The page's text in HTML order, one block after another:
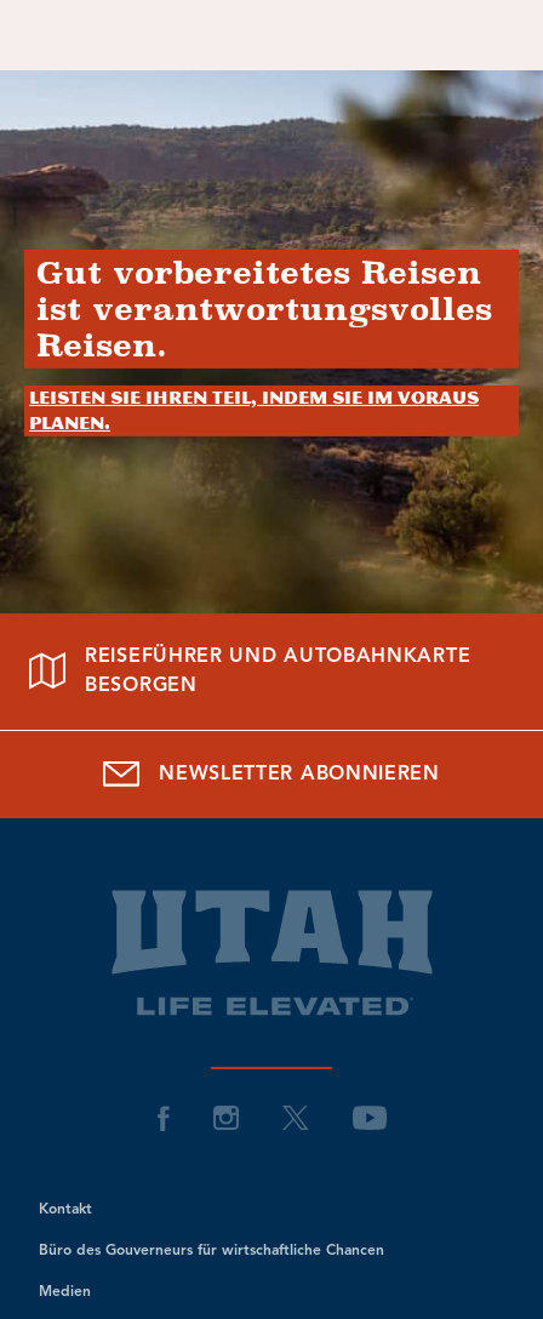
Gut vorbereitetes Reisen
ist verantwortungsvolles
Reisen.
Leisten Sie Ihren Teil, indem Sie im Voraus
planen.
REISEFÜHRER UND AUTOBAHNKARTE
BESORGEN
NEWSLETTER ABONNIEREN
Kontakt
Büro des Gouverneurs für wirtschaftliche Chancen
Medien